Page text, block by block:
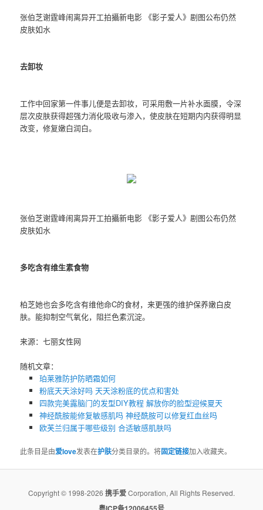
张伯芝谢霆峰闹离异开工拍攝新电影 《影子爱人》剧图公布仍然
皮肤如水
去卸妆
工作中回家第一件事儿便是去卸妆，可采用敷一片补水面膜，令深
层次皮肤获得超强力消化吸收与渗入，使皮肤在短期内内获得明显
改变，修复嫩白润白。
张伯芝谢霆峰闹离异开工拍攝新电影 《影子爱人》剧图公布仍然
皮肤如水
多吃含有维生素食物
柏芝她也会多吃含有维他命C的食材，来更强的维护保养嫩白皮
肤。能抑制空气氧化，阻拦色素沉淀。
来源：七丽女性网
随机文章：
珀莱雅防护防晒霜如何
粉底天天涂好吗 天天涂粉底的优点和害处
四款完美露脑门的发型DIY教程 解放你的脸型迎候夏天
神经酰胺能修复敏感肌吗 神经酰胺可以修复红血丝吗
欧芙兰归属于哪些级别 合适敏感肌肤吗
此条目是由爱love发表在护肤分类目录的。将固定链接加入收藏夹。
Copyright © 1998-2026 携手爱Corporation, All Rights Reserved.